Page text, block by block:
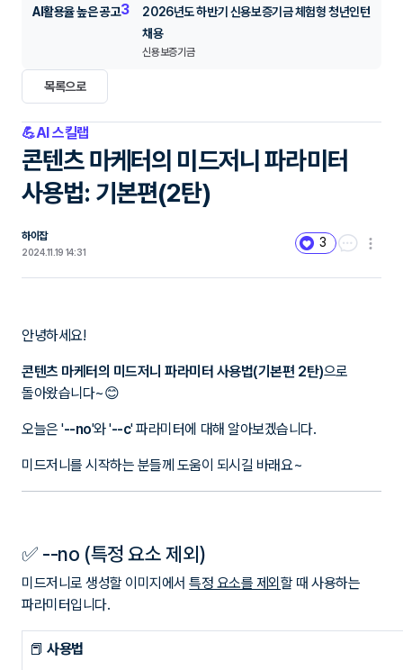
AI활용율 높은 공고3
2026년도 하반기 신용보증기금 체험형 청년인턴
채용
신용보증기금
목록으로
💪AI 스킬랩
콘텐츠 마케터의 미드저니 파라미터
사용법: 기본편(2탄)
하이잡
2024.11.19 14:31
3
안녕하세요!
콘텐츠 마케터의 미드저니 파라미터 사용법(기본편 2탄)으로
돌아왔습니다~😊
오늘은 '--no'와 '--c' 파라미터에 대해 알아보겠습니다.
미드저니를 시작하는 분들께 도움이 되시길 바래요~
✅ --no (특정 요소 제외)
미드저니로 생성할 이미지에서특정 요소를 제외할 때 사용하는
파라미터입니다.
📕 사용법